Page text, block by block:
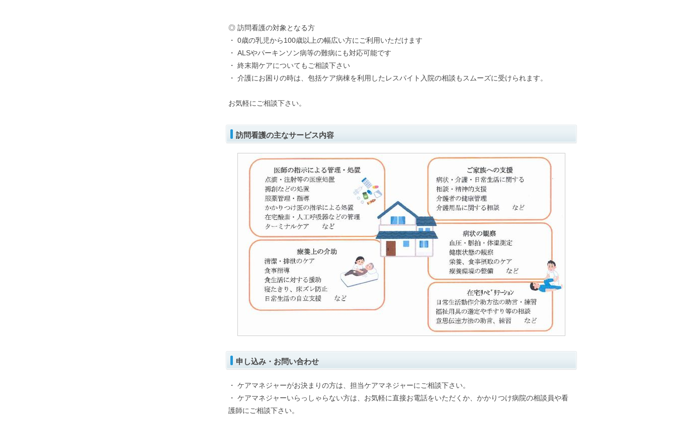
◎ 訪問看護の対象となる方
・ 0歳の乳児から100歳以上の幅広い方にご利用いただけます
・ ALSやパーキンソン病等の難病にも対応可能です
・ 終末期ケアについてもご相談下さい
・ 介護にお困りの時は、包括ケア病棟を利用したレスパイト入院の相談もスムーズに受けられます。
お気軽にご相談下さい。
訪問看護の主なサービス内容
申し込み・お問い合わせ
・ ケアマネジャーがお決まりの方は、担当ケアマネジャーにご相談下さい。
・ ケアマネジャーいらっしゃらない方は、お気軽に直接お電話をいただくか、かかりつけ病院の相談員や看
護師にご相談下さい。